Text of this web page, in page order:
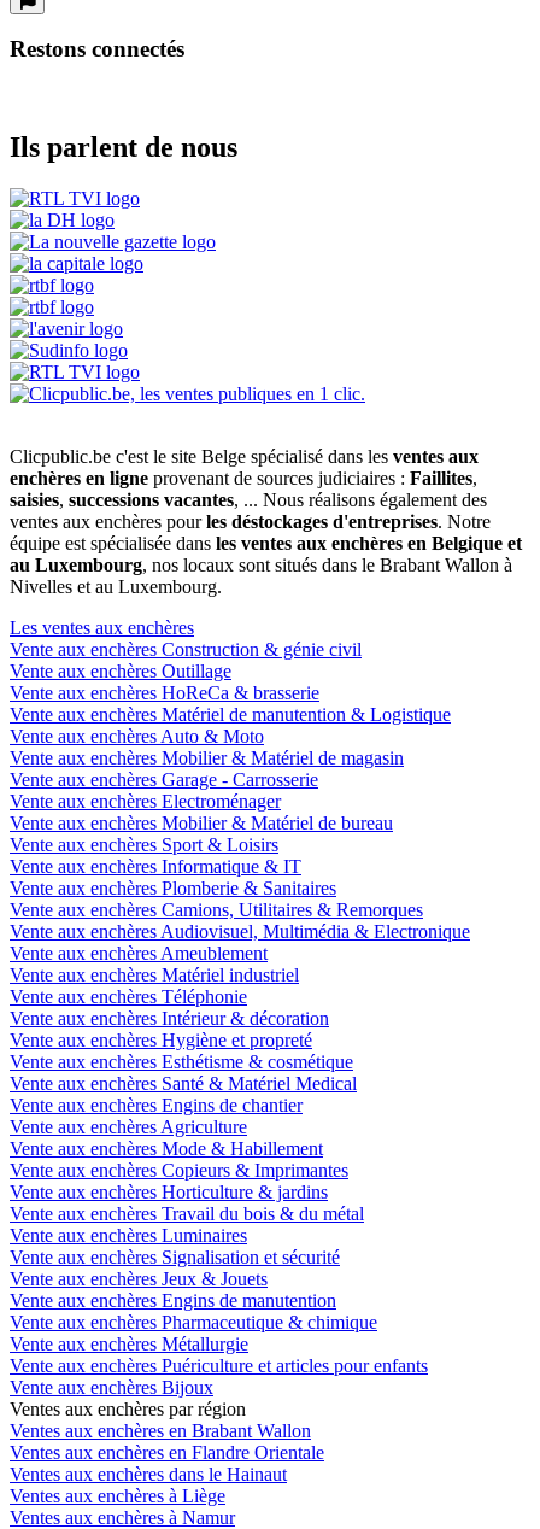
Restons connectés
Ils parlent de nous
Clicpublic.be c'est le site Belge spécialisé dans les ventes aux
enchères en ligne provenant de sources judiciaires : Faillites,
saisies, successions vacantes, ... Nous réalisons également des
ventes aux enchères pourles déstockages d'entreprises. Notre
équipe est spécialisée dans les ventes aux enchères en Belgique et
au Luxembourg, nos locaux sont situés dans le Brabant Wallon à
Nivelles et au Luxembourg.
Les ventes aux enchères
Vente aux enchères Construction & génie civil
Vente aux enchères Outillage
Vente aux enchères HoReCa & brasserie
Vente aux enchères Matériel de manutention & Logistique
Vente aux enchères Auto & Moto
Vente aux enchères Mobilier & Matériel de magasin
Vente aux enchères Garage - Carrosserie
Vente aux enchères Electroménager
Vente aux enchères Mobilier & Matériel de bureau
Vente aux enchères Sport & Loisirs
Vente aux enchères Informatique & IT
Vente aux enchères Plomberie & Sanitaires
Vente aux enchères Camions, Utilitaires & Remorques
Vente aux enchères Audiovisuel, Multimédia & Electronique
Vente aux enchères Ameublement
Vente aux enchères Matériel industriel
Vente aux enchères Téléphonie
Vente aux enchères Intérieur & décoration
Vente aux enchères Hygiène et propreté
Vente aux enchères Esthétisme & cosmétique
Vente aux enchères Santé & Matériel Medical
Vente aux enchères Engins de chantier
Vente aux enchères Agriculture
Vente aux enchères Mode & Habillement
Vente aux enchères Copieurs & Imprimantes
Vente aux enchères Horticulture & jardins
Vente aux enchères Travail du bois & du métal
Vente aux enchères Luminaires
Vente aux enchères Signalisation et sécurité
Vente aux enchères Jeux & Jouets
Vente aux enchères Engins de manutention
Vente aux enchères Pharmaceutique & chimique
Vente aux enchères Métallurgie
Vente aux enchères Puériculture et articles pour enfants
Vente aux enchères Bijoux
Ventes aux enchères par région
Ventes aux enchères en Brabant Wallon
Ventes aux enchères en Flandre Orientale
Ventes aux enchères dans le Hainaut
Ventes aux enchères à Liège
Ventes aux enchères à Namur